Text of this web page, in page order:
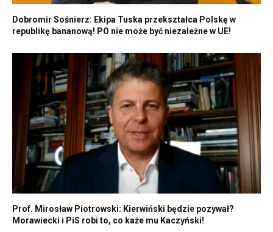
Dobromir Sośnierz: Ekipa Tuska przekształca Polskę w
republikę bananową! PO nie może być niezależne w UE!
Prof. Mirosław Piotrowski: Kierwiński będzie pozywał?
Morawiecki i PiS robi to, co każe mu Kaczyński!